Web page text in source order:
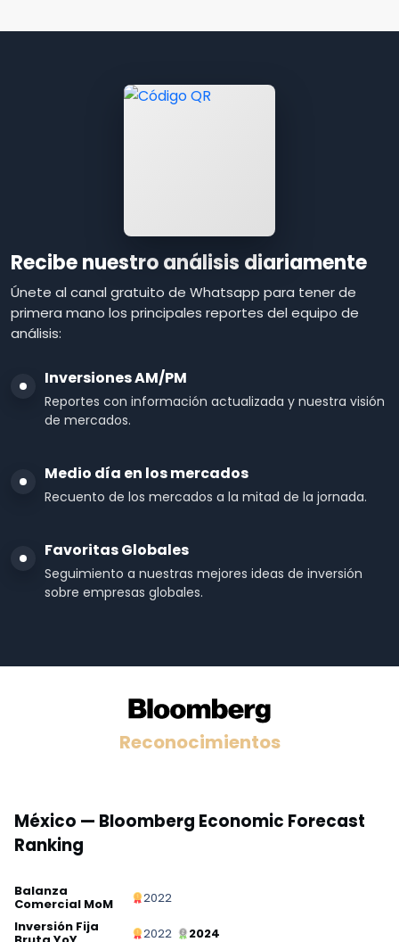
Recibe nuestro análisis diariamente
Únete al canal gratuito de Whatsapp para tener de
primera mano los principales reportes del equipo de
análisis:
Inversiones AM/PM
Reportes con información actualizada y nuestra visión
de mercados.
Medio día en los mercados
Recuento de los mercados a la mitad de la jornada.
Favoritas Globales
Seguimiento a nuestras mejores ideas de inversión
sobre empresas globales.
Reconocimientos
México — Bloomberg Economic Forecast
Ranking
Balanza
Comercial MoM
2022
Inversión Fija
2022
2024